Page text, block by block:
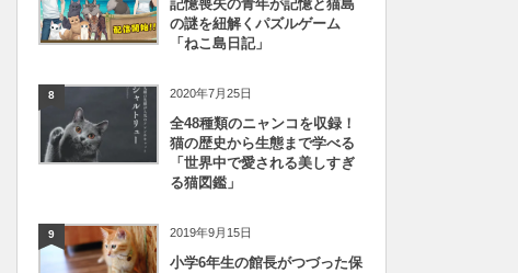
記憶喪失の青年が記憶と猫島
の謎を紐解くパズルゲーム
「ねこ島日記」
8 2020年7月25日
全48種類のニャンコを収録！
猫の歴史から生態まで学べる
「世界中で愛される美しすぎ
る猫図鑑」
9 2019年9月15日
小学6年生の館長がつづった保